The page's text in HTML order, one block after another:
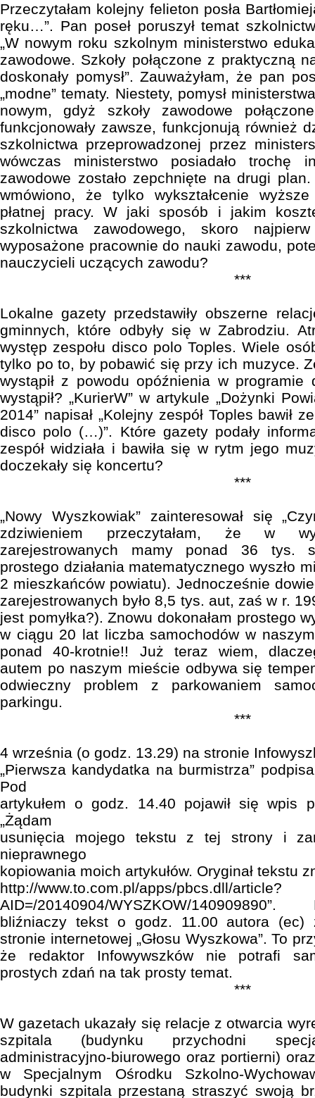
Przeczytałam kolejny felieton posła
ręku…”. Pan poseł poruszył temat
„W nowym roku szkolnym ministerstwo
zawodowe. Szkoły połączone z praktyczną
doskonały pomysł”. Zauważyłam, że pan
„modne” tematy. Niestety, pomysł
nowym, gdyż szkoły zawodowe
funkcjonowały zawsze, funkcjonują również
szkolnictwa przeprowadzonej przez
wówczas ministerstwo posiadało trochę
zawodowe zostało zepchnięte na drugi
wmówiono, że tylko wykształcenie
płatnej pracy. W jaki sposób i jakim
szkolnictwa zawodowego, skoro
wyposażone pracownie do nauki zawodu,
nauczycieli uczących zawodu?
***
Lokalne gazety przedstawiły obszerne
gminnych, które odbyły się w Zabrodziu.
występ zespołu disco polo Toples. Wiele
tylko po to, by pobawić się przy ich muzyce.
wystąpił z powodu opóźnienia w programie
wystąpił? „KurierW” w artykule „Dożynki
2014” napisał „Kolejny zespół Toples bawił
disco polo (…)”. Które gazety podały
zespół widziała i bawiła się w rytm jego
doczekały się koncertu?
***
„Nowy Wyszkowiak” zainteresował się
zdziwieniem przeczytałam, że w
zarejestrowanych mamy ponad 36 tys.
prostego działania matematycznego wyszło
2 mieszkańców powiatu). Jednocześnie
zarejestrowanych było 8,5 tys. aut, zaś w r.
jest pomyłka?). Znowu dokonałam prostego
w ciągu 20 lat liczba samochodów w
ponad 40-krotnie!! Już teraz wiem,
autem po naszym mieście odbywa się
odwieczny problem z parkowaniem
parkingu.
***
4 września (o godz. 13.29) na stronie
„Pierwsza kandydatka na burmistrza”
Pod
artykułem o godz. 14.40 pojawił się wpis
„Żądam
usunięcia mojego tekstu z tej strony i
nieprawnego
kopiowania moich artykułów. Oryginał tekstu
http://www.to.com.pl/apps/pbcs.dll/article?
AID=/20140904/WYSZKOW/
bliźniaczy tekst o godz. 11.00 autora (ec)
stronie internetowej „Głosu Wyszkowa”. To
że redaktor Infowywszków nie potrafi
prostych zdań na tak prosty temat.
***
W gazetach ukazały się relacje z otwarcia
szpitala (budynku przychodni
administracyjno-biurowego oraz portierni)
w Specjalnym Ośrodku Szkolno-
budynki szpitala przestaną straszyć swoją